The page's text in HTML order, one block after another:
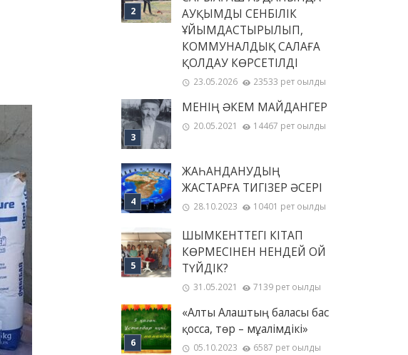
АУҚЫМДЫ СЕНБІЛІК
ҰЙЫМДАСТЫРЫЛЫП,
КОММУНАЛДЫҚ САЛАҒА
ҚОЛДАУ КӨРСЕТІЛДІ
23.05.2026 23533 рет оқылды
МЕНІҢ ƏКЕМ МАЙДАНГЕР
20.05.2021 14467 рет оқылды
ЖАҺАНДАНУДЫҢ
ЖАСТАРҒА ТИГІЗЕР ӘСЕРІ
28.10.2023 10401 рет оқылды
ШЫМКЕНТТЕГІ КІТАП
КӨРМЕСІНЕН НЕНДЕЙ ОЙ
ТҮЙДІК?
31.05.2021 7139 рет оқылды
«Алты Алаштың баласы бас
қосса, төр – мұғалімдікі»
05.10.2023 6587 рет оқылды